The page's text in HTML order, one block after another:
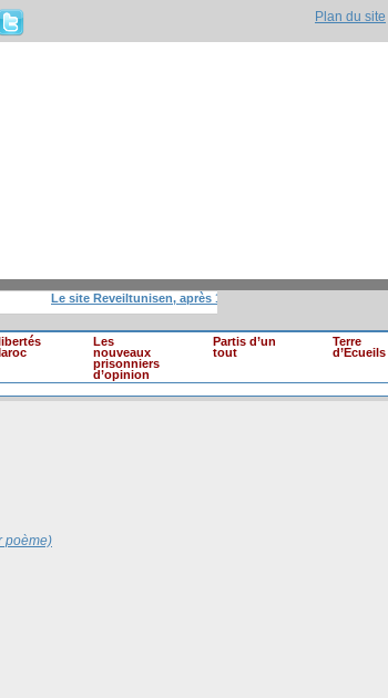
Plan du site
Le site Reveiltunisen, après 10 ans de loyaux (...)
Les
nouveaux
prisonniers
d’opinion
Partis d’un
tout
Terre
d’Ecueils
poème)